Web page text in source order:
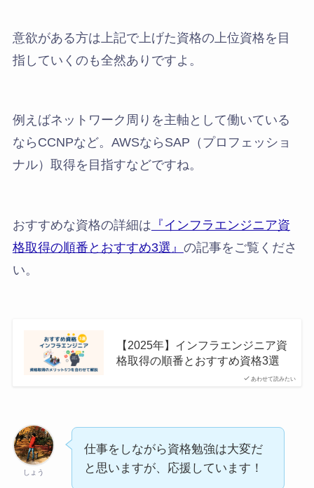
意欲がある方は上記で上げた資格の上位資格を目
指していくのも全然ありですよ。
例えばネットワーク周りを主軸として働いている
ならCCNPなど。AWSならSAP（プロフェッショ
ナル）取得を目指すなどですね。
おすすめな資格の詳細は 『インフラエンジニア資
格取得の順番とおすすめ3選』 の記事をご覧くださ
い。
あわせて読みたい
【2025年】インフラエンジニア資
格取得の順番とおすすめ資格3選
しょう
仕事をしながら資格勉強は大変だ
と思いますが、応援しています！